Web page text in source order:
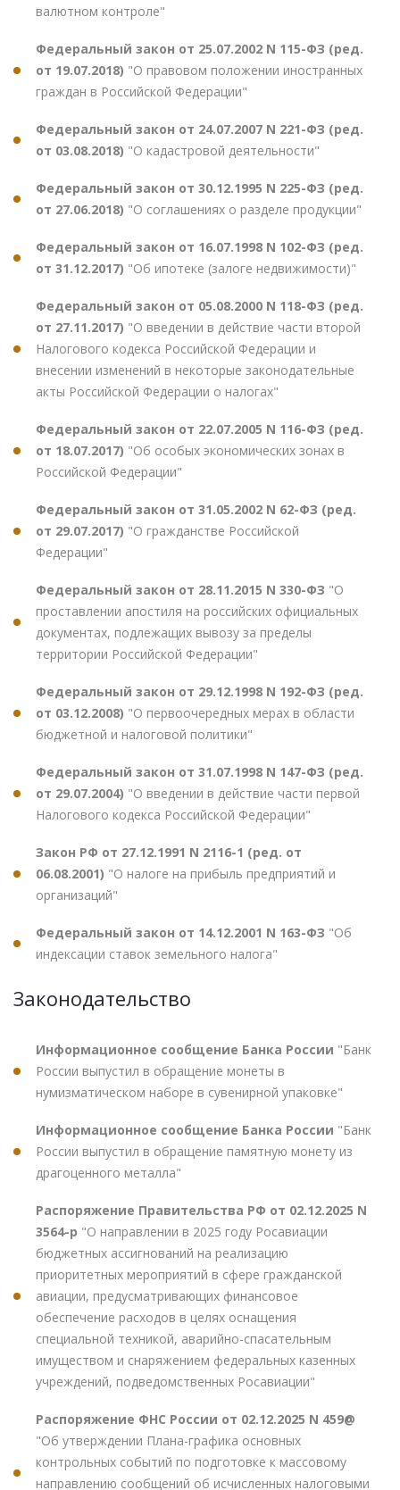
валютном контроле"
Федеральный закон от 25.07.2002 N 115-ФЗ (ред.
от 19.07.2018) "О правовом положении иностранных
граждан в Российской Федерации"
Федеральный закон от 24.07.2007 N 221-ФЗ (ред.
от 03.08.2018) "О кадастровой деятельности"
Федеральный закон от 30.12.1995 N 225-ФЗ (ред.
от 27.06.2018) "О соглашениях о разделе продукции"
Федеральный закон от 16.07.1998 N 102-ФЗ (ред.
от 31.12.2017) "Об ипотеке (залоге недвижимости)"
Федеральный закон от 05.08.2000 N 118-ФЗ (ред.
от 27.11.2017) "О введении в действие части второй
Налогового кодекса Российской Федерации и
внесении изменений в некоторые законодательные
акты Российской Федерации о налогах"
Федеральный закон от 22.07.2005 N 116-ФЗ (ред.
от 18.07.2017) "Об особых экономических зонах в
Российской Федерации"
Федеральный закон от 31.05.2002 N 62-ФЗ (ред.
от 29.07.2017) "О гражданстве Российской
Федерации"
Федеральный закон от 28.11.2015 N 330-ФЗ "О
проставлении апостиля на российских официальных
документах, подлежащих вывозу за пределы
территории Российской Федерации"
Федеральный закон от 29.12.1998 N 192-ФЗ (ред.
от 03.12.2008) "О первоочередных мерах в области
бюджетной и налоговой политики"
Федеральный закон от 31.07.1998 N 147-ФЗ (ред.
от 29.07.2004) "О введении в действие части первой
Налогового кодекса Российской Федерации"
Закон РФ от 27.12.1991 N 2116-1 (ред. от
06.08.2001) "О налоге на прибыль предприятий и
организаций"
Федеральный закон от 14.12.2001 N 163-ФЗ "Об
индексации ставок земельного налога"
Законодательство
Информационное сообщение Банка России "Банк
России выпустил в обращение монеты в
нумизматическом наборе в сувенирной упаковке"
Информационное сообщение Банка России "Банк
России выпустил в обращение памятную монету из
драгоценного металла"
Распоряжение Правительства РФ от 02.12.2025 N
3564-р "О направлении в 2025 году Росавиации
бюджетных ассигнований на реализацию
приоритетных мероприятий в сфере гражданской
авиации, предусматривающих финансовое
обеспечение расходов в целях оснащения
специальной техникой, аварийно-спасательным
имуществом и снаряжением федеральных казенных
учреждений, подведомственных Росавиации"
Распоряжение ФНС России от 02.12.2025 N 459@
"Об утверждении Плана-графика основных
контрольных событий по подготовке к массовому
направлению сообщений об исчисленных налоговыми